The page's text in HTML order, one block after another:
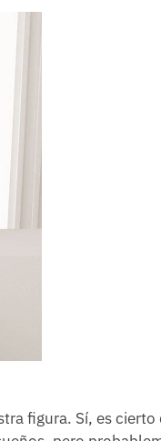
figura. Sí, es cierto